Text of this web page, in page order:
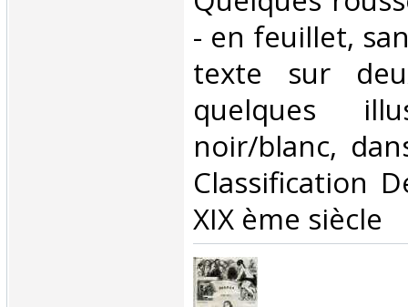
- en feuillet,
texte sur
quelques
noir/blanc,
Classification
XIX ème siècle‎